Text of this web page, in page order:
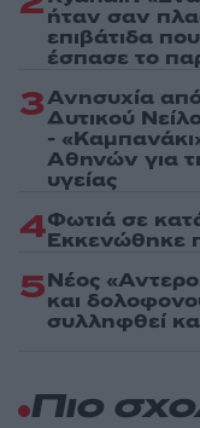
ήταν σαν
επιβάτιδα
έσπασε το
3Ανησυχία
Δυτικού
-
Αθηνών για
υγείας
4Φωτιά σε
Εκκενώθηκε
5Νέος
και
συλληφθεί
Πιο